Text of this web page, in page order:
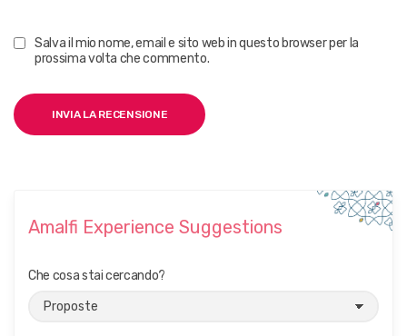
Salva il mio nome, email e sito web in questo browser per la
prossima volta che commento.
Amalfi Experience Suggestions
Che cosa stai cercando?